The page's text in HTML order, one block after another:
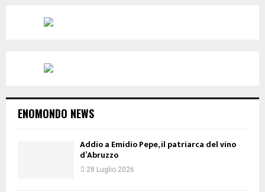
ENOMONDO NEWS
Addio a Emidio Pepe, il patriarca del vino
d’Abruzzo
28 Luglio 2026